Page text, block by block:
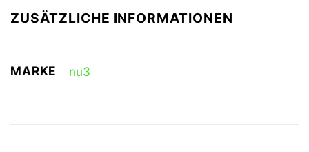
ZUSÄTZLICHE INFORMATIONEN
MARKE nu3